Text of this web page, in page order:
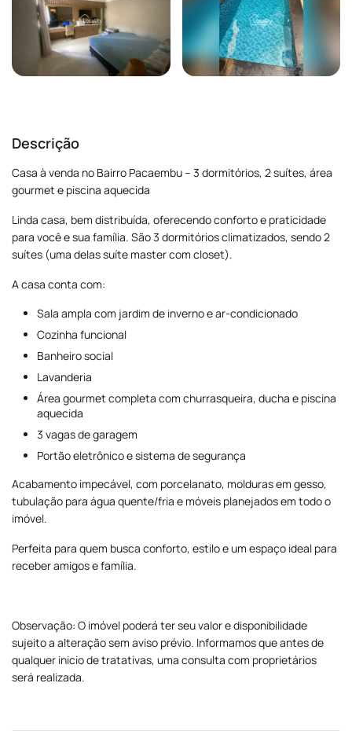
Descrição
Casa à venda no Bairro Pacaembu – 3 dormitórios, 2 suítes, área
gourmet e piscina aquecida
Linda casa, bem distribuída, oferecendo conforto e praticidade
para você e sua família. São 3 dormitórios climatizados, sendo 2
suítes (uma delas suíte master com closet).
A casa conta com:
Sala ampla com jardim de inverno e ar-condicionado
Cozinha funcional
Banheiro social
Lavanderia
Área gourmet completa com churrasqueira, ducha e piscina
aquecida
3 vagas de garagem
Portão eletrônico e sistema de segurança
Acabamento impecável, com porcelanato, molduras em gesso,
tubulação para água quente/fria e móveis planejados em todo o
imóvel.
Perfeita para quem busca conforto, estilo e um espaço ideal para
receber amigos e família.
Observação: O imóvel poderá ter seu valor e disponibilidade
sujeito a alteração sem aviso prévio. Informamos que antes de
qualquer inicio de tratativas, uma consulta com proprietários
será realizada.